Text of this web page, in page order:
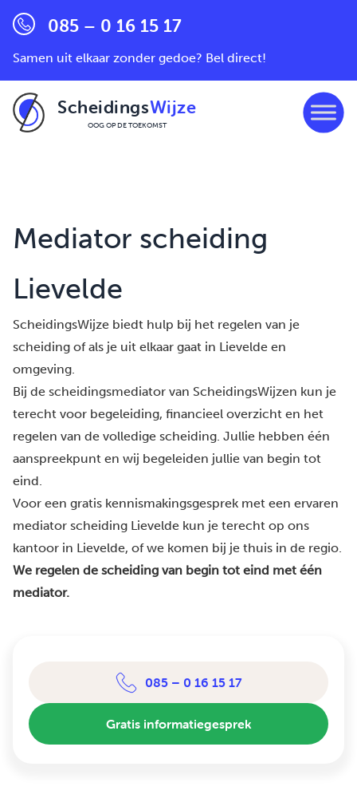
085 – 0 16 15 17
Samen uit elkaar zonder gedoe? Bel direct!
ScheidingsWijze
OOG OP DE TOEKOMST
Mediator scheiding
Lievelde
ScheidingsWijze biedt hulp bij het regelen van je
scheiding of als je uit elkaar gaat in Lievelde en
omgeving.
Bij de scheidingsmediator van ScheidingsWijzen kun je
terecht voor begeleiding, financieel overzicht en het
regelen van de volledige scheiding. Jullie hebben één
aanspreekpunt en wij begeleiden jullie van begin tot
eind.
Voor een gratis kennismakingsgesprek met een ervaren
mediator scheiding Lievelde kun je terecht op ons
kantoor in Lievelde, of we komen bij je thuis in de regio.
We regelen de scheiding van begin tot eind met één
mediator.
085 – 0 16 15 17
Gratis informatiegesprek